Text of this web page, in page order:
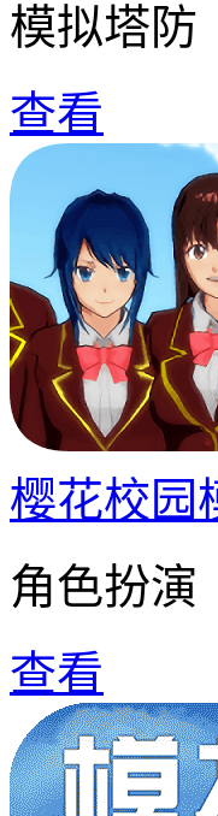
模拟塔防
查看
樱花校园
角色扮演
查看